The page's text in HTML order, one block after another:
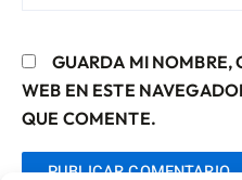
GUARDA MI NOMBRE,
WEB EN ESTE
QUE COMENTE.